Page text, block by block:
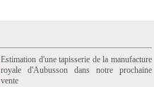
Estimation d'une tapisserie de la manufacture
royale d'Aubusson dans notre prochaine
vente